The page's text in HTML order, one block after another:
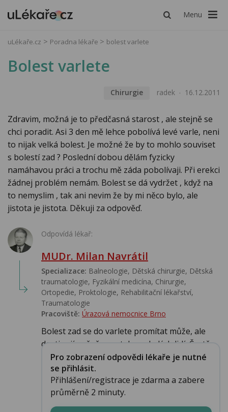
Menu
uLékaře.cz Poradna lékaře bolest varlete
Bolest varlete
Chirurgie radek 16.12.2011
Zdravim, možná je to předčasná starost , ale stejně se
chci poradit. Asi 3 den mě lehce pobolívá levé varle, neni
to nijak velká bolest. Je možné že by to mohlo souviset
s bolestí zad ? Poslední dobou dělám fyzicky
namáhavou práci a trochu mě záda pobolívaji. Při erekci
žádnej problém nemám. Bolest se dá vydržet , když na
to nemyslim , tak ani nevim že by mi něco bylo, ale
jistota je jistota. Děkuji za odpověď.
Odpovídá lékař:
MUDr. Milan Navrátil
Specializace: Balneologie, Dětská chirurgie, Dětská
traumatologie, Fyzikální medicína, Chirurgie,
Ortopedie, Proktologie, Rehabilitační lékařství‎,
Traumatologie
Pracoviště: Úrazová nemocnice Brno
Bolest zad se do varlete promítat může, ale
dosti vyjímečně a ne tak u mladých lidí. Častě...
Pro zobrazení odpovědi lékaře je nutné
se přihlásit.
Přihlášení/registrace je zdarma a zabere
průměrně 2 minuty.